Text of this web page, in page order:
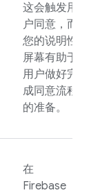
这会触发用
户同意，而
您的说明性
屏幕有助于
用户做好完
成同意流程
的准备。
在
Firebase